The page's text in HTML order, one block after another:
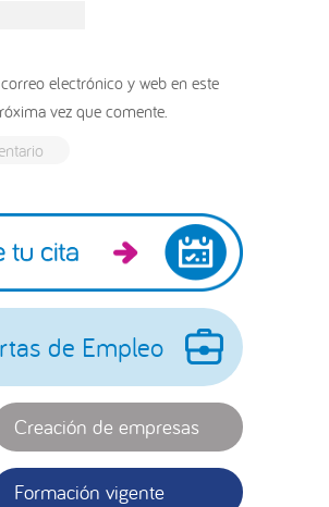
electrónico y web en este
vez que comente.
de Empleo
Creación de empresas
Formación vigente